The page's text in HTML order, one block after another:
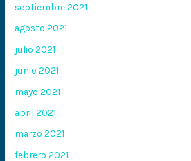
septiembre 2021
agosto 2021
julio 2021
junio 2021
mayo 2021
abril 2021
marzo 2021
febrero 2021